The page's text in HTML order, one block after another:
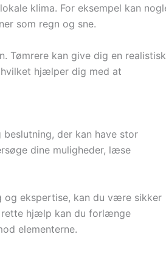
klima. For eksempel kan
som regn og sne.
Tømrere kan give dig en realistisk
hjælper dig med at
der kan have stor
dine muligheder, læse
og ekspertise, kan du være sikker
hjælp kan du forlænge
elementerne.